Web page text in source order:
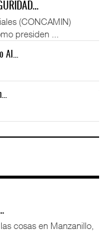
(CONCAMIN)
presiden ...
Al…
cosas en Manzanillo,